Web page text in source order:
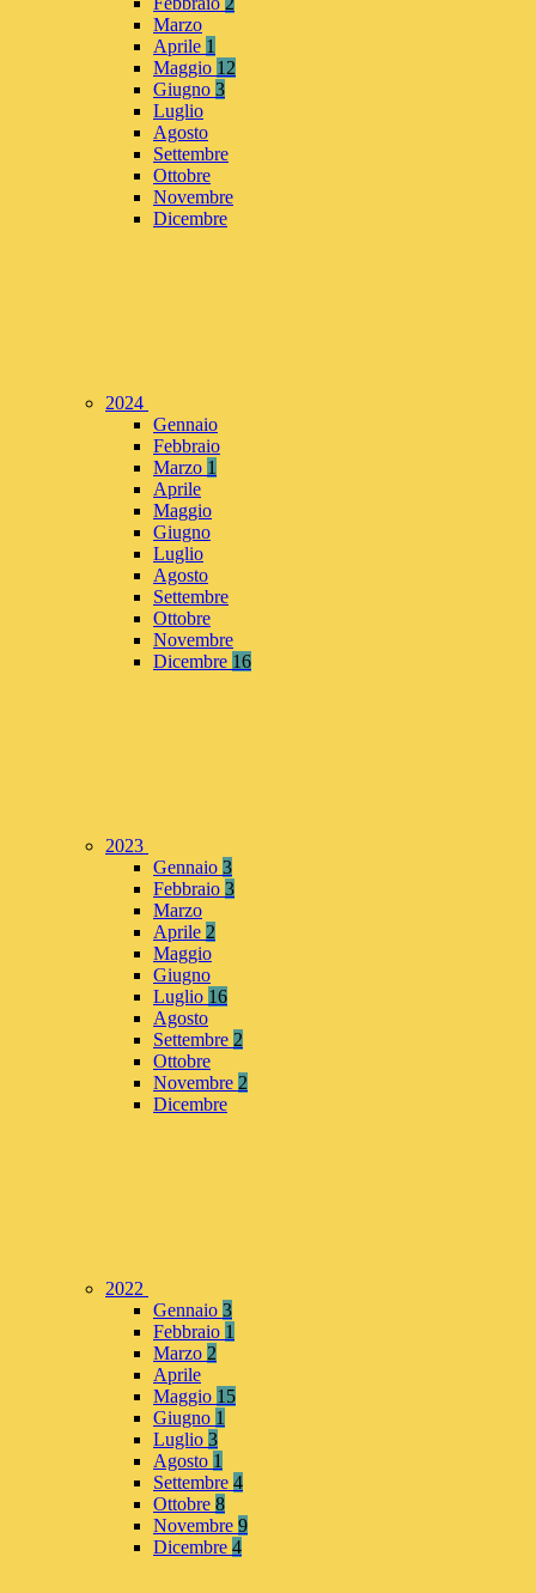
Marzo
Aprile 1
Maggio 12
Giugno 3
Luglio
Agosto
Settembre
Ottobre
Novembre
Dicembre
2024
Gennaio
Febbraio
Marzo 1
Aprile
Maggio
Giugno
Luglio
Agosto
Settembre
Ottobre
Novembre
Dicembre 16
2023
Gennaio 3
Febbraio 3
Marzo
Aprile 2
Maggio
Giugno
Luglio 16
Agosto
Settembre 2
Ottobre
Novembre 2
Dicembre
2022
Gennaio 3
Febbraio 1
Marzo 2
Aprile
Maggio 15
Giugno 1
Luglio 3
Agosto 1
Settembre 4
Ottobre 8
Novembre 9
Dicembre 4